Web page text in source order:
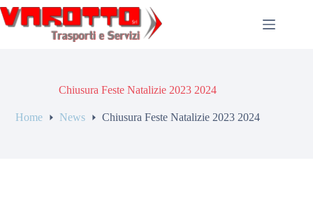
Chiusura Feste Natalizie 2023 2024
Home News Chiusura Feste Natalizie 2023 2024